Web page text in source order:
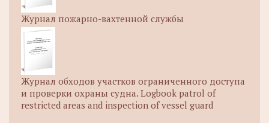
Журнал пожарно-вахтенной службы
Журнал обходов участков ограниченного доступа
и проверки охраны судна. Logbook patrol of
restricted areas and inspection of vessel guard